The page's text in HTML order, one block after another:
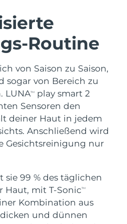
Routine
von Saison zu Saison,
sogar von Bereich zu
LUNATM
play smart 2
Sensoren den
deiner Haut in jedem
Anschließend wird
Gesichtsreinigung nur
99 % des täglichen
Haut, mit T-SonicTM
Kombination aus
und dünnen
Set
Plus
heating
Men
aging massage
Set
toning
go
toning on-the-go
eyes & lips
line smoothing device
Set
hydration
LED
and red light therapy
Mundpflege
sonic toothbrush
silicone sonic toothbrush
BEHANDLUNG
LED-Behandlungen
NEW
Erwartete Lieferung
Erwartete Lieferung 8/9/26
Erwartete Lieferung8/8/26
Erwartete Lieferung8/14/26
Erwartete Lieferung
Erwartete Lieferung8/8/26
Erwartete Lieferung 8/12/26